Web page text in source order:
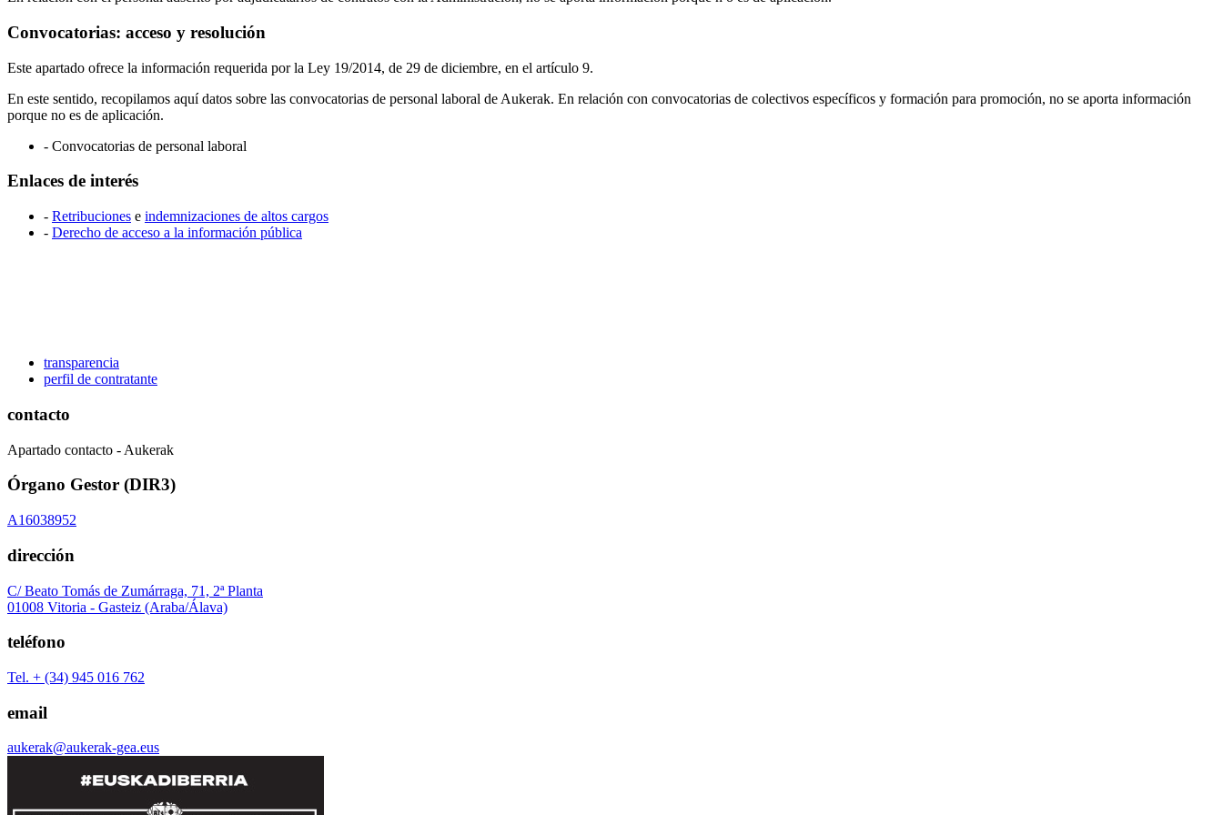
Convocatorias: acceso y resolución
Este apartado ofrece la información requerida por la Ley 19/2014, de 29 de diciembre, en el artículo 9.
En este sentido, recopilamos aquí datos sobre las convocatorias de personal laboral de Aukerak. En relación con convocatorias de colectivos específicos y formación para promoción, no se aporta información
porque no es de aplicación.
- Convocatorias de personal laboral
Enlaces de interés
- Retribuciones e indemnizaciones de altos cargos
- Derecho de acceso a la información pública
transparencia
perfil de contratante
contacto
Apartado contacto - Aukerak
Órgano Gestor (DIR3)
A16038952
dirección
C/ Beato Tomás de Zumárraga, 71, 2ª Planta
01008 Vitoria - Gasteiz (Araba/Álava)
teléfono
Tel. + (34) 945 016 762
email
aukerak@aukerak-gea.eus